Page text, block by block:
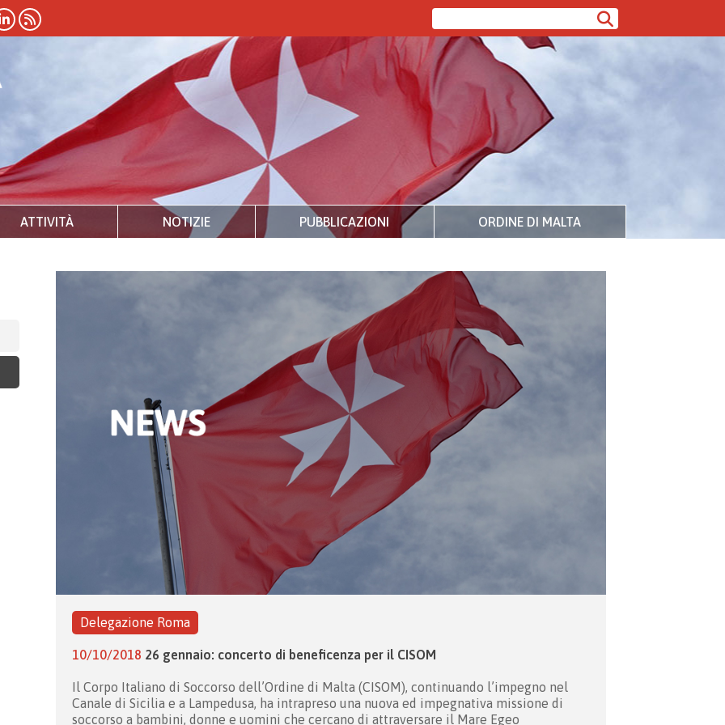
ATTIVITÀ NOTIZIE PUBBLICAZIONI ORDINE DI MALTA
Delegazione Roma
10/10/2018 26 gennaio: concerto di beneficenza per il CISOM
Il Corpo Italiano di Soccorso dell’Ordine di Malta (CISOM), continuando l’impegno nel
Canale di Sicilia e a Lampedusa, ha intrapreso una nuova ed impegnativa missione di
soccorso a bambini, donne e uomini che cercano di attraversare il Mare Egeo